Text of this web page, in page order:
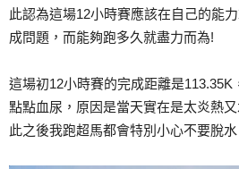
此認為這場12小時賽應該在自己的能
成問題，而能夠跑多久就盡力而為!
這場初12小時賽的完成距離是
點點血尿，原因是當天實在是太炎熱
此之後我跑超馬都會特別小心不要脫水